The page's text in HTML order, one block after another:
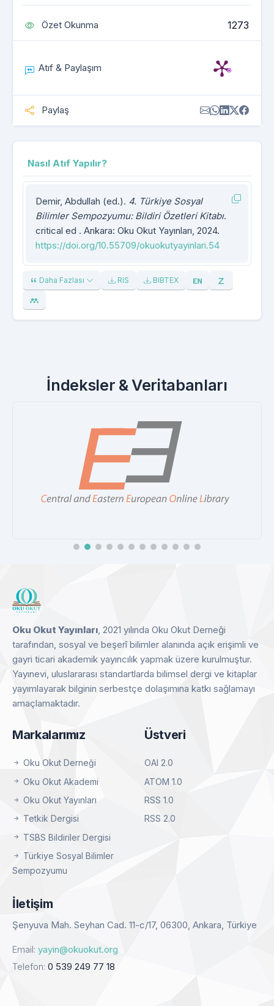
Özet Okunma 1273
Atıf & Paylaşım
Paylaş
Nasıl Atıf Yapılır?
Demir, Abdullah (ed.). 4. Türkiye Sosyal
Bilimler Sempozyumu: Bildiri Özetleri Kitabı.
critical ed . Ankara: Oku Okut Yayınları, 2024.
https://doi.org/10.55709/okuokutyayinlari.54
Daha Fazlası RIS BIBTEX
İndeksler & Veritabanları
Oku Okut Yayınları, 2021 yılında Oku Okut Derneği
tarafından, sosyal ve beşerî bilimler alanında açık erişimli ve
gayri ticari akademik yayıncılık yapmak üzere kurulmuştur.
Yayınevi, uluslararası standartlarda bilimsel dergi ve kitaplar
yayımlayarak bilginin serbestçe dolaşımına katkı sağlamayı
amaçlamaktadır.
Markalarımız
Oku Okut Derneği
Oku Okut Akademi
Oku Okut Yayınları
Tetkik Dergisi
TSBS Bildiriler Dergisi
Türkiye Sosyal Bilimler
Sempozyumu
Üstveri
OAI 2.0
ATOM 1.0
RSS 1.0
RSS 2.0
İletişim
Şenyuva Mah. Seyhan Cad. 11-c/17, 06300, Ankara, Türkiye
Email: yayin@okuokut.org
Telefon: 0 539 249 77 18